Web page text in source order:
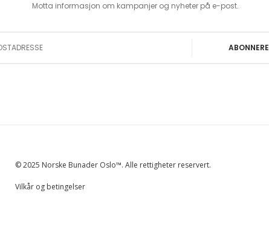
Motta informasjon om kampanjer og nyheter på e-post.
ABONNERE
© 2025 Norske Bunader Oslo™. Alle rettigheter reservert.
Vilkår og betingelser